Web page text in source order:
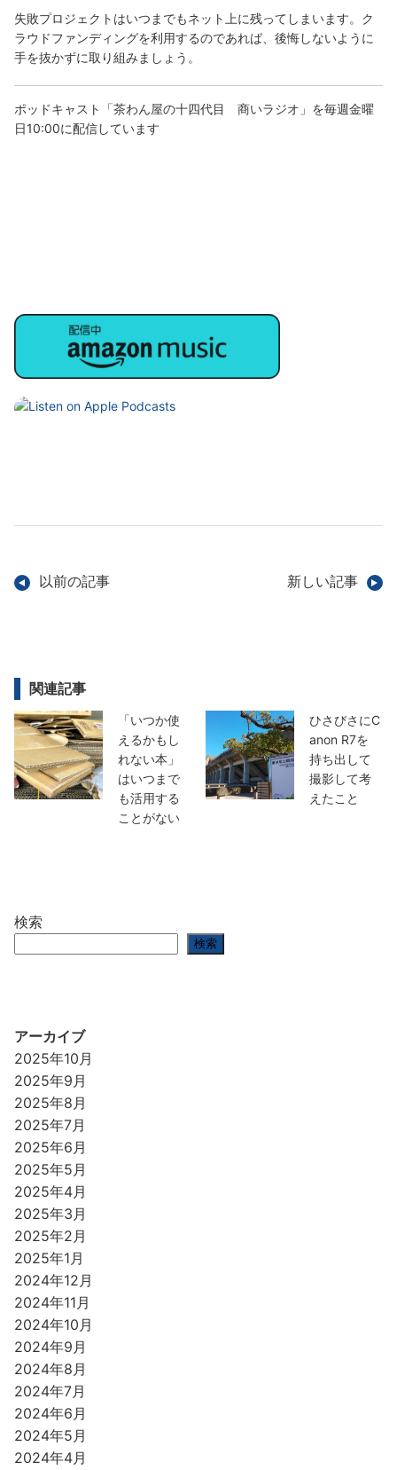
失敗プロジェクトはいつまでもネット上に残ってしまいます。ク
ラウドファンディングを利用するのであれば、後悔しないように
手を抜かずに取り組みましょう。
ポッドキャスト「茶わん屋の十四代目 商いラジオ」を毎週金曜
日10:00に配信しています
以前の記事 新しい記事
関連記事
「いつか使
えるかもし
れない本」
はいつまで
も活用する
ことがない
ひさびさにC
anon R7を
持ち出して
撮影して考
えたこと
検索
検索
アーカイブ
2025年10月
2025年9月
2025年8月
2025年7月
2025年6月
2025年5月
2025年4月
2025年3月
2025年2月
2025年1月
2024年12月
2024年11月
2024年10月
2024年9月
2024年8月
2024年7月
2024年6月
2024年5月
2024年4月